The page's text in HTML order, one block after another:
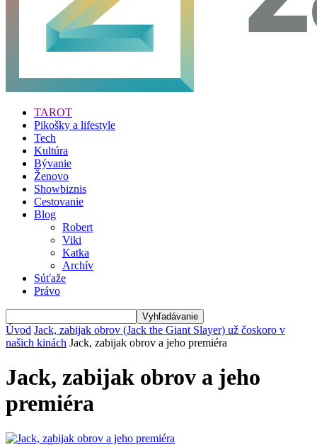
TAROT
Pikošky a lifestyle
Tech
Kultúra
Bývanie
Ženovo
Showbiznis
Cestovanie
Blog
Robert
Viki
Katka
Archív
Súťaže
Právo
Úvod Jack, zabijak obrov (Jack the Giant Slayer) už čoskoro v
našich kinách Jack, zabijak obrov a jeho premiéra
Jack, zabijak obrov a jeho
premiéra